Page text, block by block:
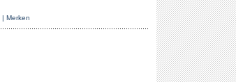
| Merken